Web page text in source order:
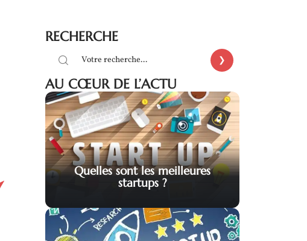
RECHERCHE
AU CŒUR DE L’ACTU
Quelles sont les meilleures
startups ?